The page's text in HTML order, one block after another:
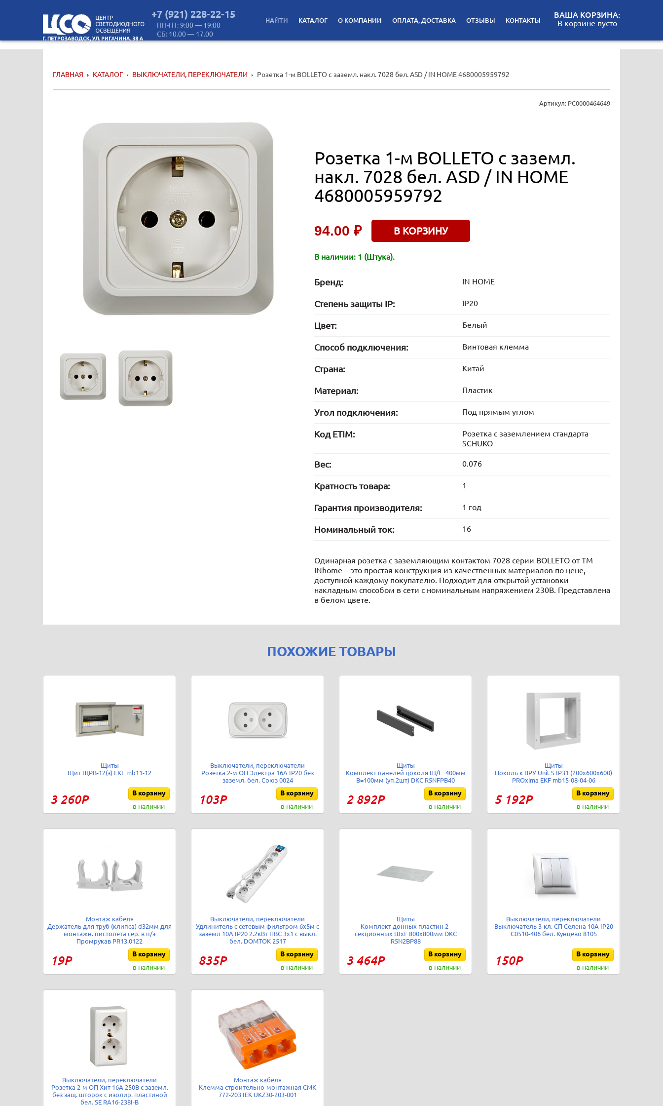
+7 (921) 228-22-15
ПН-ПТ: 9:00 — 19:00
СБ: 10.00 — 17.00
НАЙТИ КАТАЛОГ О КОМПАНИИ ОПЛАТА, ДОСТАВКА ОТЗЫВЫ КОНТАКТЫ
ВАША КОРЗИНА:
В корзине пусто
ГЛАВНАЯ КАТАЛОГ ВЫКЛЮЧАТЕЛИ, ПЕРЕКЛЮЧАТЕЛИ Розетка 1-м BOLLETO с заземл. накл. 7028 бел. ASD / IN HOME 4680005959792
Артикул: РС0000464649
Розетка 1-м BOLLETO с заземл.
накл. 7028 бел. ASD / IN HOME
4680005959792
94.00 ₽ В КОРЗИНУ
В наличии: 1 (Штука).
Бренд: IN HOME
Степень защиты IP: IP20
Цвет: Белый
Способ подключения: Винтовая клемма
Страна: Китай
Материал: Пластик
Угол подключения: Под прямым углом
Код ETIM:
Розетка с заземлением стандарта
SCHUKO
Вес: 0.076
Кратность товара: 1
Гарантия производителя: 1 год
Номинальный ток: 16
Одинарная розетка с заземляющим контактом 7028 серии BOLLETO от ТМ
INhome – это простая конструкция из качественных материалов по цене,
доступной каждому покупателю. Подходит для открытой установки
накладным способом в сети с номинальным напряжением 230В. Представлена
в белом цвете.
ПОХОЖИЕ ТОВАРЫ
Щиты
Щит ЩРВ-12(з) EKF mb11-12
3 260Р
В корзину
в наличии
Выключатели, переключатели
Розетка 2-м ОП Электра 16А IP20 без
заземл. бел. Союз 0024
103Р
В корзину
в наличии
Щиты
Комплект панелей цоколя Ш/Г=400мм
В=100мм (уп.2шт) DKC R5NFPB40
2 892Р
В корзину
в наличии
Щиты
Цоколь к ВРУ Unit S IP31 (200х600х600)
PROxima EKF mb15-08-04-06
5 192Р
В корзину
в наличии
Монтаж кабеля
Держатель для труб (клипса) d32мм для
монтажн. пистолета сер. в п/э
Промрукав PR13.0122
19Р
В корзину
в наличии
Выключатели, переключатели
Удлинитель с сетевым фильтром 6х5м с
заземл 10А IP20 2.2кВт ПВС 3х1 с выкл.
бел. DOMTOK 2517
835Р
В корзину
в наличии
Щиты
Комплект донных пластин 2-
секционных ШхГ 800х800мм DKC
R5N2BP88
3 464Р
В корзину
в наличии
Выключатели, переключатели
Выключатель 3-кл. СП Селена 10А IP20
С0510-406 бел. Кунцево 8105
150Р
В корзину
в наличии
Выключатели, переключатели
Розетка 2-м ОП Хит 16А 250В с заземл.
без защ. шторок с изолир. пластиной
бел. SE RA16-238I-B
Монтаж кабеля
Клемма строительно-монтажная СМК
772-203 IEK UKZ30-203-001